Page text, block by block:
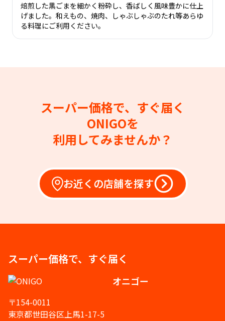
焙煎した黒ごまを細かく粉砕し、香ばしく風味豊かに仕上
げました。和えもの、焼肉、しゃぶしゃぶのたれ等あらゆ
る料理にご利用ください。
スーパー価格で、すぐ届く
ONIGOを
利用してみませんか？
お近くの店舗を探す
スーパー価格で、すぐ届く
オニゴー
〒154-0011
東京都世田谷区上馬1-17-5